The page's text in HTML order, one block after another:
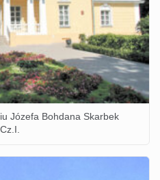
Józefa Bohdana Skarbek